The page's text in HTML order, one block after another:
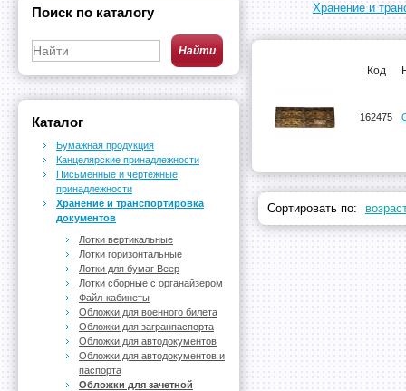
Хранение и
Код
162475
Сортировать по:
Поиск по каталогу
Каталог
Бумажная продукция
Канцелярские принадлежности
Письменные и чертежные
принадлежности
Хранение и транспортировка
документов
Лотки вертикальные
Лотки горизонтальные
Лотки для бумаг Веер
Лотки сборные с органайзером
Файл-кабинеты
Обложки для военного билета
Обложки для загранпаспорта
Обложки для автодокументов
Обложки для автодокументов и
паспорта
Обложки для зачетной